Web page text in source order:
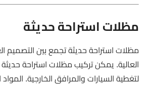
مظلات استراحة حديثة
مظلات استراحة حديثة تجمع بين التصميم
العالية. يمكن تركيب مظلات استراحة
لتغطية السيارات والمرافق الخارجية.